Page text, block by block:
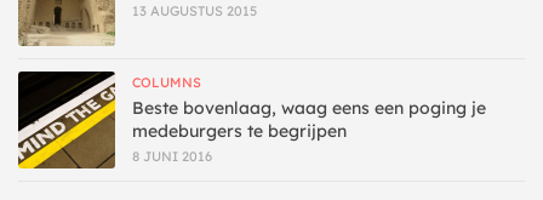
13 AUGUSTUS 2015
COLUMNS
Beste bovenlaag, waag eens een poging je
medeburgers te begrijpen
8 JUNI 2016